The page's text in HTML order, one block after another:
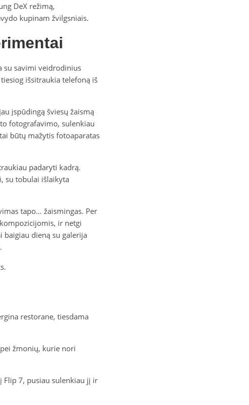
DeX režimą,
kupinam žvilgsniais.
su savimi veidrodinius
išsitraukia telefoną iš
įspūdingą šviesų žaismą
fotografavimo, sulenkiau
būtų mažytis fotoaparatas
padaryti kadrą.
su tobulai išlaikyta
tapo… žaismingas. Per
ir netgi
dieną su galerija
restorane, tiesdama
žmonių, kurie nori
Flip 7, pusiau sulenkiau jį ir